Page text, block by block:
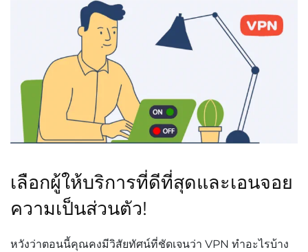
เลือกผู้ให้บริการที่ดีที่สุดและเอนจอย
ความเป็นส่วนตัว!
หวังว่าตอนนี้คุณคงมีวิสัยทัศน์ที่ชัดเจนว่า VPN ทำอะไรบ้าง